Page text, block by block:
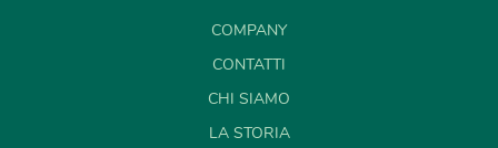
COMPANY
CONTATTI
CHI SIAMO
LA STORIA